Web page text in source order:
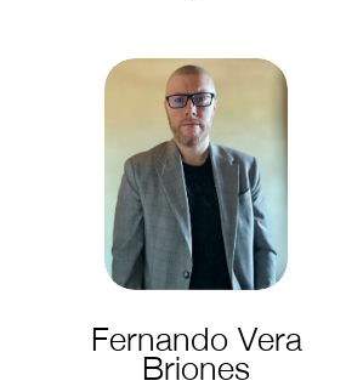
Fernando Vera
Briones